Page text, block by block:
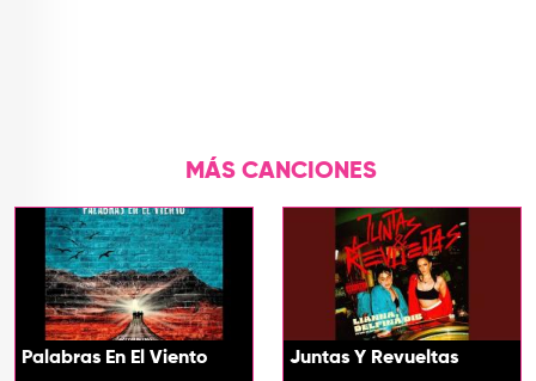
MÁS CANCIONES
Palabras En El Viento Juntas Y Revueltas